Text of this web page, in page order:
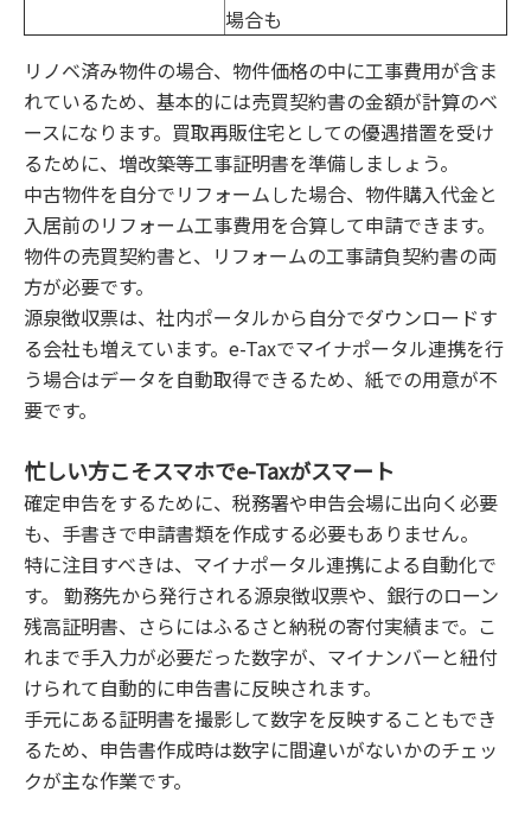
場合も
リノベ済み物件の場合、物件価格の中に工事費用が含ま
れているため、基本的には売買契約書の金額が計算のベ
ースになります。買取再販住宅としての優遇措置を受け
るために、増改築等工事証明書を準備しましょう。
中古物件を自分でリフォームした場合、物件購入代金と
入居前のリフォーム工事費用を合算して申請できます。
物件の売買契約書と、リフォームの工事請負契約書の両
方が必要です。
源泉徴収票は、社内ポータルから自分でダウンロードす
る会社も増えています。e-Taxでマイナポータル連携を行
う場合はデータを自動取得できるため、紙での用意が不
要です。
忙しい方こそスマホでe-Taxがスマート
確定申告をするために、税務署や申告会場に出向く必要
も、手書きで申請書類を作成する必要もありません。
特に注目すべきは、マイナポータル連携による自動化で
す。 勤務先から発行される源泉徴収票や、銀行のローン
残高証明書、さらにはふるさと納税の寄付実績まで。こ
れまで手入力が必要だった数字が、マイナンバーと紐付
けられて自動的に申告書に反映されます。
手元にある証明書を撮影して数字を反映することもでき
るため、申告書作成時は数字に間違いがないかのチェッ
クが主な作業です。